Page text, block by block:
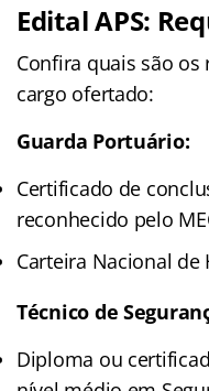
Edital APS:
Confira quais são
cargo ofertado:
Guarda Portuário:
Certificado de
reconhecido pelo
Carteira Nacional de
Técnico de
Diploma ou